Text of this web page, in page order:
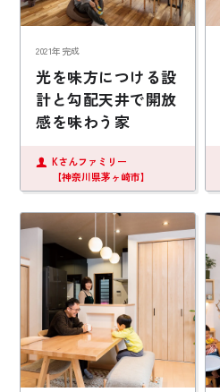
2021年完成
光を味方につける設
計と勾配天井で開放
感を味わう家
Kさんファミリー
【神奈川県茅ヶ崎市】